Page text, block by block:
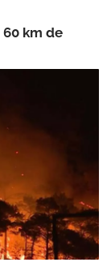
60 km de